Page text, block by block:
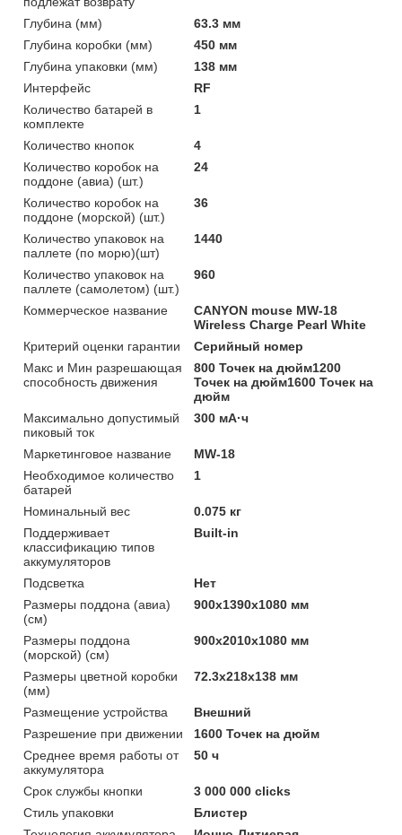
Глубина (мм)
63.3 мм
Глубина коробки (мм)
450 мм
Глубина упаковки (мм)
138 мм
Интерфейс
RF
Количество батарей в
комплекте
1
Количество кнопок
4
Количество коробок на
поддоне (авиа) (шт.)
24
Количество коробок на
поддоне (морской) (шт.)
36
Количество упаковок на
паллете (по морю)(шт)
1440
Количество упаковок на
паллете (самолетом) (шт.)
960
Коммерческое название
CANYON mouse MW-18
Wireless Charge Pearl White
Критерий оценки гарантии
Серийный номер
Макс и Мин разрешающая
способность движения
800 Точек на дюйм1200
Точек на дюйм1600 Точек на
дюйм
Максимально допустимый
пиковый ток
300 мА·ч
Маркетинговое название
MW-18
Необходимое количество
батарей
1
Номинальный вес
0.075 кг
Поддерживает
классификацию типов
аккумуляторов
Built-in
Подсветка
Нет
Размеры поддона (авиа)
(см)
900x1390x1080 мм
Размеры поддона
(морской) (см)
900x2010x1080 мм
Размеры цветной коробки
(мм)
72.3x218x138 мм
Размещение устройства
Внешний
Разрешение при движении
1600 Точек на дюйм
Среднее время работы от
аккумулятора
50 ч
Срок службы кнопки
3 000 000 clicks
Стиль упаковки
Блистер